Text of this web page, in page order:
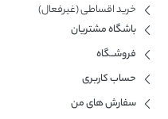
خرید اقساطی (غیرفعال)
باشگاه مشتریان
فروشــگاه
حساب کاربری
سفارش های من